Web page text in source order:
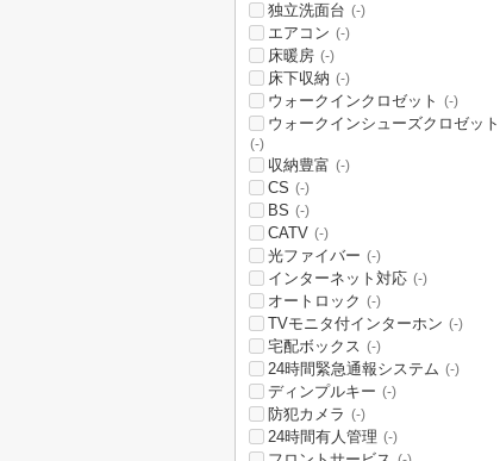
独立洗面台 (-)
エアコン (-)
床暖房 (-)
床下収納 (-)
ウォークインクロゼット (-)
ウォークインシューズクロゼット
(-)
収納豊富 (-)
CS (-)
BS (-)
CATV (-)
光ファイバー (-)
インターネット対応 (-)
オートロック (-)
TVモニタ付インターホン (-)
宅配ボックス (-)
24時間緊急通報システム (-)
ディンプルキー (-)
防犯カメラ (-)
24時間有人管理 (-)